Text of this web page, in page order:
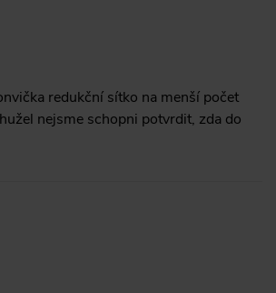
redukční sítko na menší počet
nejsme schopni potvrdit, zda do